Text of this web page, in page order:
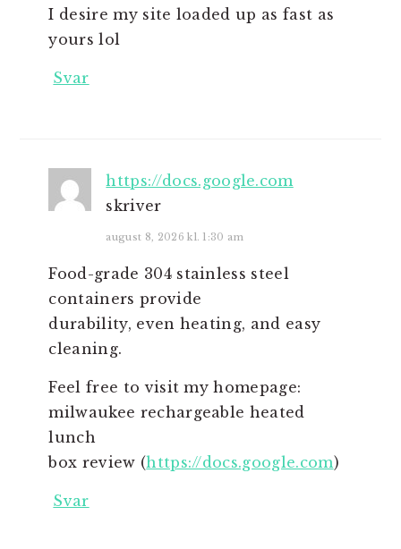
I desire my site loaded up as fast as
yours lol
Svar
https://docs.google.com
skriver
august 8, 2026 kl. 1:30 am
Food-grade 304 stainless steel
containers provide
durability, even heating, and easy
cleaning.
Feel free to visit my homepage:
milwaukee rechargeable heated
lunch
box review (https://docs.google.com)
Svar